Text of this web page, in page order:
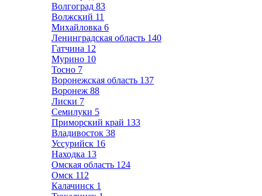
Волгоград 83
Волжский 11
Михайловка 6
Ленинградская область 140
Гатчина 12
Мурино 10
Тосно 7
Воронежская область 137
Воронеж 88
Лиски 7
Семилуки 5
Приморский край 133
Владивосток 38
Уссурийск 16
Находка 13
Омская область 124
Омск 112
Калачинск 1